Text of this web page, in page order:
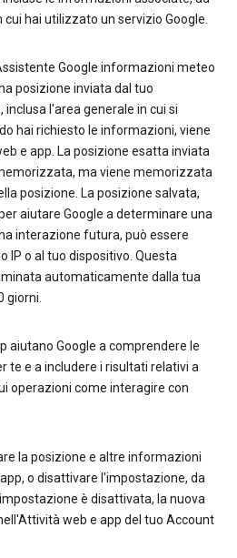
hai utilizzato un servizio Google.
Google informazioni meteo
posizione inviata dal tuo
l'area generale in cui si
hai richiesto le informazioni, viene
e app. La posizione esatta inviata
ma viene memorizzata
posizione. La posizione salvata,
aiutare Google a determinare una
interazione futura, può essere
IP o al tuo dispositivo. Questa
automaticamente dalla tua
giorni.
aiutano Google a comprendere le
te e a includere i risultati relativi a
operazioni come interagire con
la posizione e altre informazioni
o disattivare l'impostazione, da
è disattivata, la nuova
web e app del tuo Account